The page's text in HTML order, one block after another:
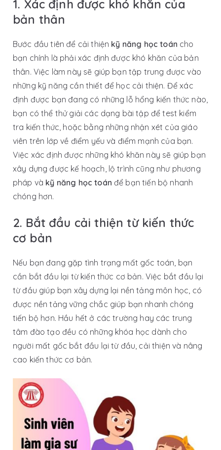
1. Xác định được khó khăn của
bản thân
Bước đầu tiên để cải thiện kỹ năng học toán cho
bạn chính là phải xác định được khó khăn của bản
thân. Việc làm này sẽ giúp bạn tập trung được vào
những kỹ năng cần thiết để học cải thiện. Để xác
định được bạn đang có những lỗ hổng kiến thức nào,
bạn có thể thử giải các dạng bài tập để test kiểm
tra kiến thức, hoặc bằng những nhận xét của giáo
viên trên lớp về điểm yếu và điểm mạnh của bạn.
Việc xác định được những khó khăn này sẽ giúp bạn
xây dựng được kế hoạch, lộ trình cũng như phương
pháp và kỹ năng học toán để bạn tiến bộ nhanh
chóng hơn.
2. Bắt đầu cải thiện từ kiến thức
cơ bản
Nếu bạn đang gặp tình trạng mất gốc toán, bạn
cần bắt đầu lại từ kiến thức cơ bản. Việc bắt đầu lại
từ đầu giúp bạn xây dựng lại nền tảng môn học, có
được nền tảng vững chắc giúp bạn nhanh chóng
tiến bộ hơn. Hầu hết ở các trường hay các trung
tâm đào tạo đều có những khóa học dành cho
người mất gốc bắt đầu lại từ đầu, cải thiện và nâng
cao kiến thức cơ bản.